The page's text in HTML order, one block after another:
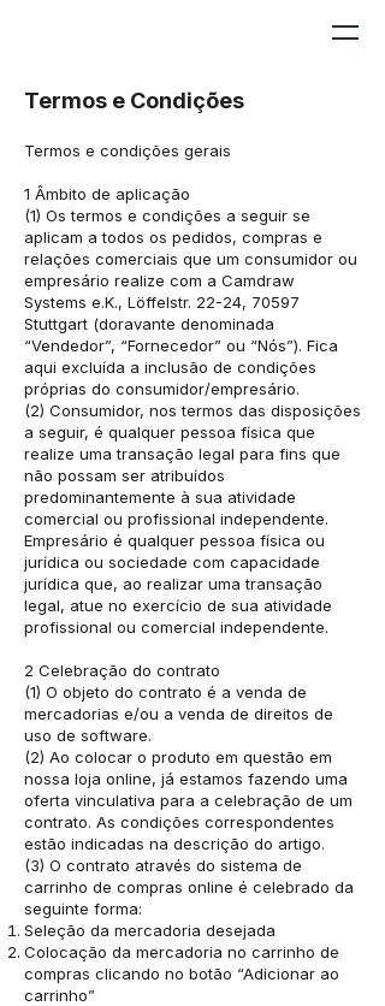
Termos e Condições
Termos e condições gerais
1 Âmbito de aplicação
(1) Os termos e condições a seguir se
aplicam a todos os pedidos, compras e
relações comerciais que um consumidor ou
empresário realize com a Camdraw
Systems e.K., Löffelstr. 22-24, 70597
Stuttgart (doravante denominada
“Vendedor”, “Fornecedor” ou “Nós”). Fica
aqui excluída a inclusão de condições
próprias do consumidor/empresário.
(2) Consumidor, nos termos das disposições
a seguir, é qualquer pessoa física que
realize uma transação legal para fins que
não possam ser atribuídos
predominantemente à sua atividade
comercial ou profissional independente.
Empresário é qualquer pessoa física ou
jurídica ou sociedade com capacidade
jurídica que, ao realizar uma transação
legal, atue no exercício de sua atividade
profissional ou comercial independente.
2 Celebração do contrato
(1) O objeto do contrato é a venda de
mercadorias e/ou a venda de direitos de
uso de software.
(2) Ao colocar o produto em questão em
nossa loja online, já estamos fazendo uma
oferta vinculativa para a celebração de um
contrato. As condições correspondentes
estão indicadas na descrição do artigo.
(3) O contrato através do sistema de
carrinho de compras online é celebrado da
seguinte forma:
Seleção da mercadoria desejada
Colocação da mercadoria no carrinho de
compras clicando no botão “Adicionar ao
carrinho”